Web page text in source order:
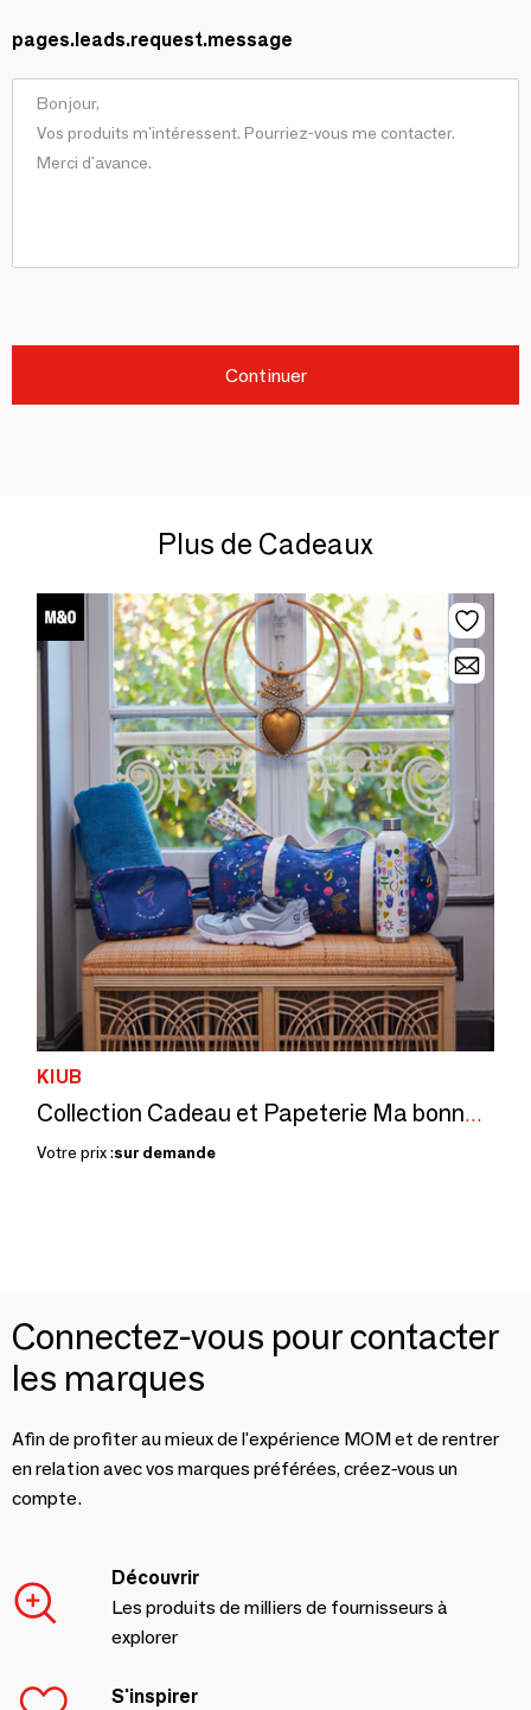
pages.leads.request.message
Continuer
Plus de Cadeaux
KIUB
Collection Cadeau et Papeterie Ma bonne étoile
Votre prix :sur demande
Connectez-vous pour contacter
les marques
Afin de profiter au mieux de l'expérience MOM et de rentrer
en relation avec vos marques préférées, créez-vous un
compte.
Découvrir
Les produits de milliers de fournisseurs à
explorer
S'inspirer